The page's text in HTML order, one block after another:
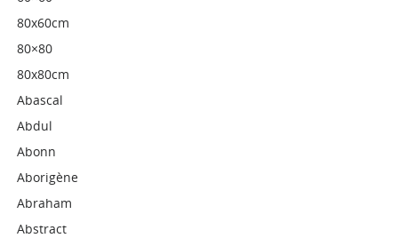
80x60cm
80×80
80x80cm
Abascal
Abdul
Abonn
Aborigène
Abraham
Abstract